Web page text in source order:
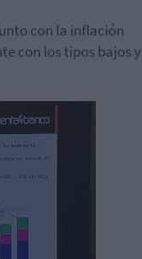
con la inflación
con los tipos bajos y